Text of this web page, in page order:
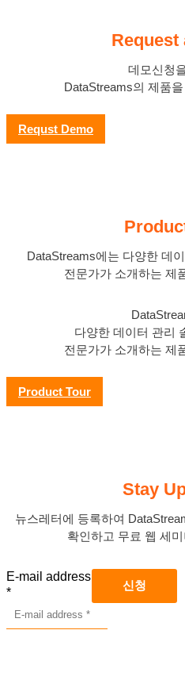
Request
데모신청
DataStreams의 제품
Requst Demo
DataStreams에는 다양한 데
전문가가 소개하는 제
다양한 데이터 관리
전문가가 소개하는 제
Product Tour
Stay
뉴스레터에 등록하여
확인하고 무료 웹 세
E-mail address
*